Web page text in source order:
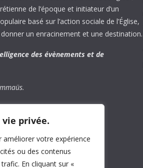
privée.
votre expérience
ou des contenus
En cliquant sur «
de l’époque et initiateur d’un
basé sur l’action sociale de l’Église,
un enracinement et une destination.
des évènements et de